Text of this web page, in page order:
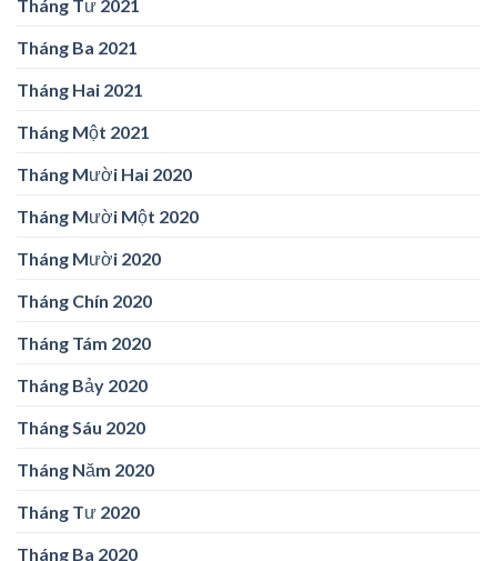
Tháng Tư 2021
Tháng Ba 2021
Tháng Hai 2021
Tháng Một 2021
Tháng Mười Hai 2020
Tháng Mười Một 2020
Tháng Mười 2020
Tháng Chín 2020
Tháng Tám 2020
Tháng Bảy 2020
Tháng Sáu 2020
Tháng Năm 2020
Tháng Tư 2020
Tháng Ba 2020